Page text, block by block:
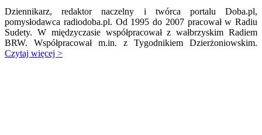
Dziennikarz, redaktor naczelny i twórca portalu Doba.pl,
pomysłodawca radiodoba.pl. Od 1995 do 2007 pracował w Radiu
Sudety. W międzyczasie współpracował z wałbrzyskim Radiem
BRW. Współpracował m.in. z Tygodnikiem Dzierżoniowskim.
Czytaj więcej >